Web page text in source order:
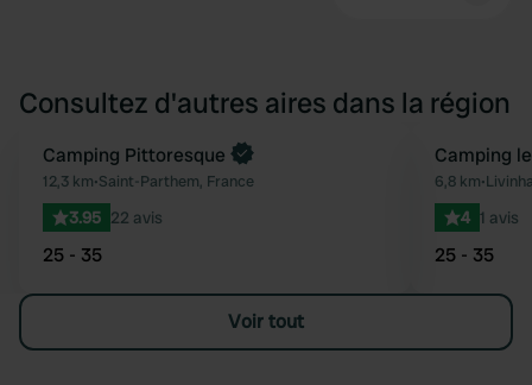
Consultez d'autres aires dans la région
Préféré
Reserve maintenant
Camping Pittoresque
12,3 km•Saint-Parthem, France
3.95 22 avis
25 - 35
Camping
6,8 km•
4 1 avis
25 - 35
Voir tout